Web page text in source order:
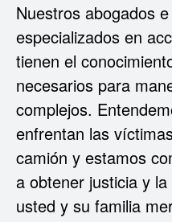
Nuestros abogados
especializados en
tienen el
necesarios para
complejos.
enfrentan las
camión y estamos
a obtener justicia y
usted y su familia